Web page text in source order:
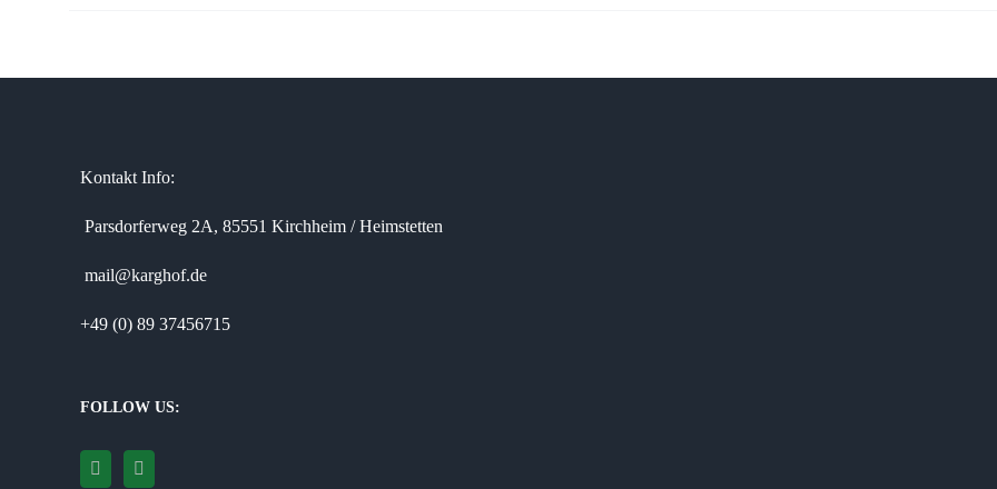
Kontakt Info:
Parsdorferweg 2A, 85551 Kirchheim / Heimstetten
mail@karghof.de
+49 (0) 89 37456715
FOLLOW US: